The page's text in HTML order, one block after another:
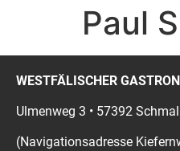
Paul
WESTFÄLISCHER
Ulmenweg 3 • 57392
(Navigationsadresse